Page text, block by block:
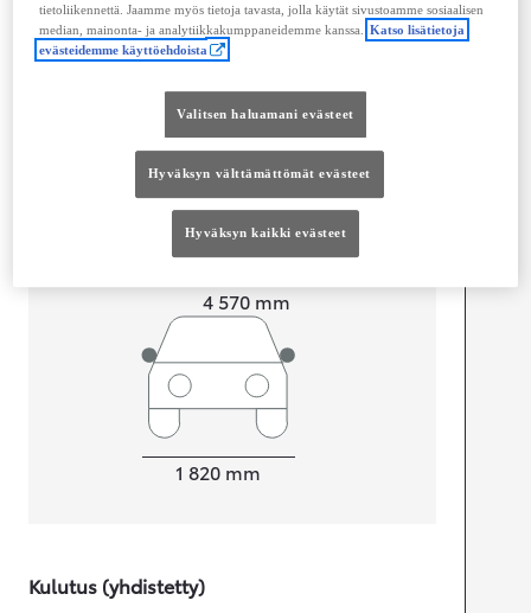
Ovet
4
Istuimet
5
Tavaratilan tilavuus
Pituus
4 570 mm
Leveys
1 820 mm
Kulutus (yhdistetty)
tietoliikennettä. Jaamme myös tietoja tavasta, jolla käytät sivustoamme sosiaalisen
median, mainonta- ja analytiikkakumppaneidemme kanssa. Katso lisätietoja
evästeidemme käyttöehdoista
Valitsen haluamani evästeet
Hyväksyn välttämättömät evästeet
Hyväksyn kaikki evästeet